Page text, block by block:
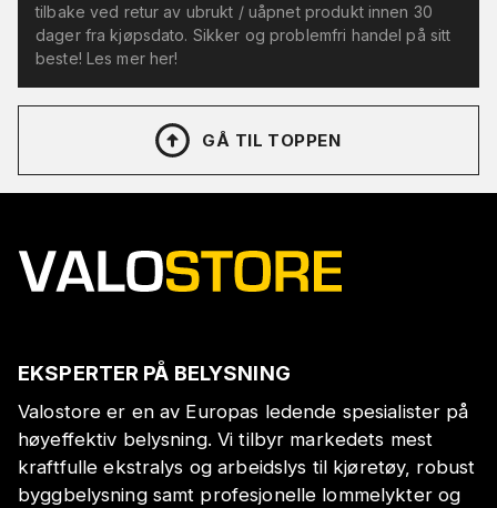
tilbake ved retur av ubrukt / uåpnet produkt innen 30
dager fra kjøpsdato. Sikker og problemfri handel på sitt
beste! Les mer her!
GÅ TIL TOPPEN
EKSPERTER PÅ BELYSNING
Valostore er en av Europas ledende spesialister på
høyeffektiv belysning. Vi tilbyr markedets mest
kraftfulle ekstralys og arbeidslys til kjøretøy, robust
byggbelysning samt profesjonelle lommelykter og